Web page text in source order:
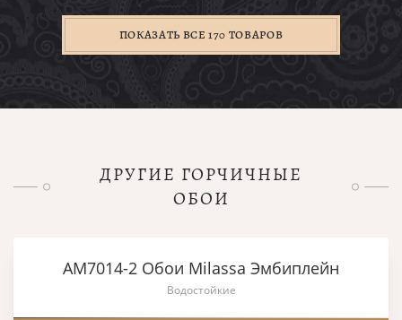
ПОКАЗАТЬ ВСЕ 170 ТОВАРОВ
ДРУГИЕ ГОРЧИЧНЫЕ
ОБОИ
AM7014-2 Обои Milassa Эмбиплейн
Водостойкие